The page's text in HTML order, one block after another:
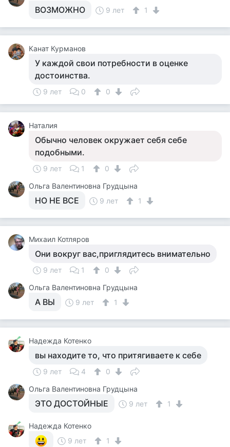
ВОЗМОЖНО 9 лет 1
Канат Курманов
У каждой свои потребности в оценке
достоинства.
9 лет 0 0
Наталия
Обычно человек окружает себя себе
подобными.
9 лет 1
0
Ольга Валентиновна Грудцына
НО НЕ ВСЕ 9 лет 1
Михаил Котляров
Они вокруг вас,приглядитесь внимательно
9 лет 1
0
Ольга Валентиновна Грудцына
А ВЫ 9 лет 1
Надежда Котенко
вы находите то, что притягиваете к себе
9 лет 4
0
Ольга Валентиновна Грудцына
ЭТО ДОСТОЙНЫЕ 9 лет 1
Надежда Котенко
9 лет
1